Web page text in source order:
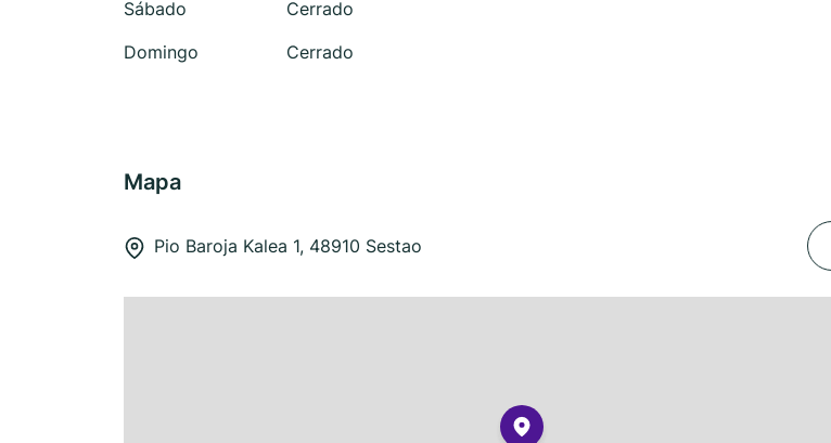
Sábado
Cerrado
Domingo
Cerrado
Mapa
Pio Baroja Kalea 1, 48910 Sestao